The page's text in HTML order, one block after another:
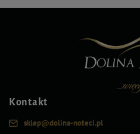
Kontakt
sklep@dolina-noteci.pl